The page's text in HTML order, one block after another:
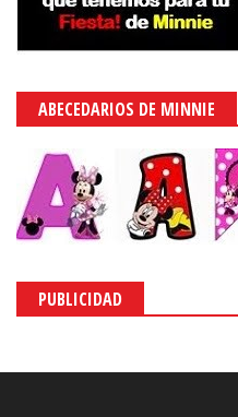
ABECEDARIOS DE MINNIE
PUBLICIDAD